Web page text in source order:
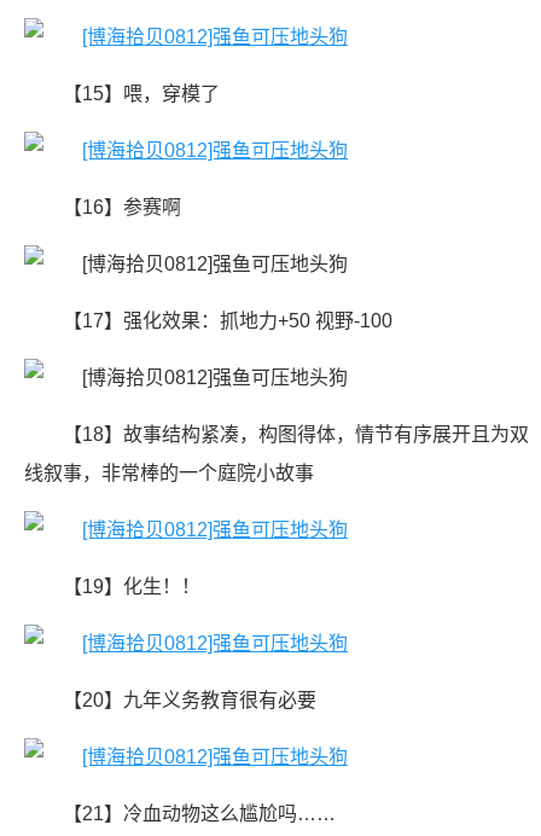
【15】喂，穿模了
【16】参赛啊
【17】强化效果：抓地力+50 视野-100
【18】故事结构紧凑，构图得体，情节有序展开且为双
线叙事，非常棒的一个庭院小故事
【19】化生！！
【20】九年义务教育很有必要
【21】冷血动物这么尴尬吗……